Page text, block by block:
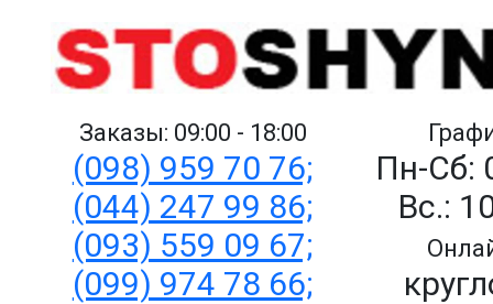
Заказы: 09:00 - 18:00
(098) 959 70 76;
(044) 247 99 86;
(093) 559 09 67;
(099) 974 78 66;
Пн-Сб:
Вс.: